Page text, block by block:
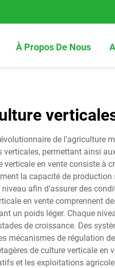
À Propos De Nous
de l’agriculture
permettant ainsi
en vente consiste à
la capacité de
afin d’assurer des
en vente comprennent
un poids léger. Chaque
de croissance. Des
mécanismes de régulation
de culture verticale en
et les exploitations